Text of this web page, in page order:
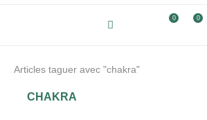
0 0
Articles taguer avec "chakra"
CHAKRA